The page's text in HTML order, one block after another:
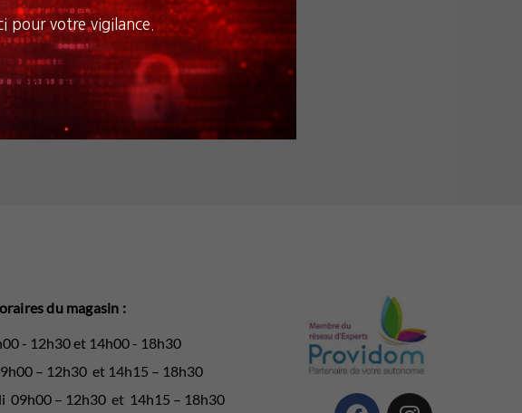
du magasin :
- 12h30 et 14h00 - 18h30
– 12h30 et 14h15 – 18h30
09h00 – 12h30 et 14h15 – 18h30
pour votre vigilance.